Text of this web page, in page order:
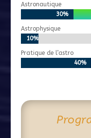
Astronautique
30%
30%
Astrophysique
10%
10%
Pratique de l’astro
40%
40%